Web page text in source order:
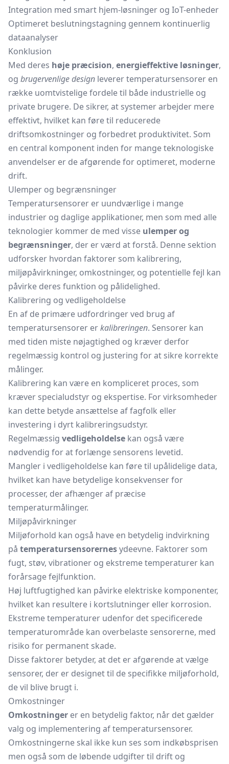
Integration med smart hjem-løsninger og IoT-enheder
Optimeret beslutningstagning gennem kontinuerlig
dataanalyser
Konklusion
Med deres høje præcision, energieffektive løsninger,
og brugervenlige design leverer temperatursensorer en
række uomtvistelige fordele til både industrielle og
private brugere. De sikrer, at systemer arbejder mere
effektivt, hvilket kan føre til reducerede
driftsomkostninger og forbedret produktivitet. Som
en central komponent inden for mange teknologiske
anvendelser er de afgørende for optimeret, moderne
drift.
Ulemper og begrænsninger
Temperatursensorer er uundværlige i mange
industrier og daglige applikationer, men som med alle
teknologier kommer de med visse ulemper og
begrænsninger, der er værd at forstå. Denne sektion
udforsker hvordan faktorer som kalibrering,
miljøpåvirkninger, omkostninger, og potentielle fejl kan
påvirke deres funktion og pålidelighed.
Kalibrering og vedligeholdelse
En af de primære udfordringer ved brug af
temperatursensorer erkalibreringen. Sensorer kan
med tiden miste nøjagtighed og kræver derfor
regelmæssig kontrol og justering for at sikre korrekte
målinger.
Kalibrering kan være en kompliceret proces, som
kræver specialudstyr og ekspertise. For virksomheder
kan dette betyde ansættelse af fagfolk eller
investering i dyrt kalibreringsudstyr.
Regelmæssig vedligeholdelse kan også være
nødvendig for at forlænge sensorens levetid.
Mangler i vedligeholdelse kan føre til upålidelige data,
hvilket kan have betydelige konsekvenser for
processer, der afhænger af præcise
temperaturmålinger.
Miljøpåvirkninger
Miljøforhold kan også have en betydelig indvirkning
på temperatursensorernesydeevne. Faktorer som
fugt, støv, vibrationer og ekstreme temperaturer kan
forårsage fejlfunktion.
Høj luftfugtighed kan påvirke elektriske komponenter,
hvilket kan resultere i kortslutninger eller korrosion.
Ekstreme temperaturer udenfor det specificerede
temperaturområde kan overbelaste sensorerne, med
risiko for permanent skade.
Disse faktorer betyder, at det er afgørende at vælge
sensorer, der er designet til de specifikke miljøforhold,
de vil blive brugt i.
Omkostninger
Omkostninger er en betydelig faktor, når det gælder
valg og implementering af temperatursensorer.
Omkostningerne skal ikke kun ses som indkøbsprisen
men også som de løbende udgifter til drift og